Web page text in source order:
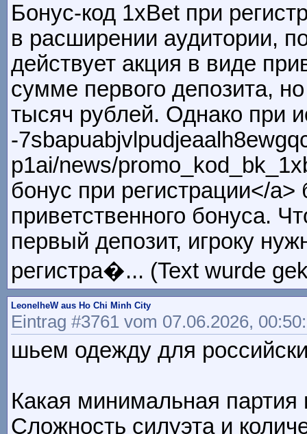
Бонус-код 1xBet при
в расширении аудитории,
действует акция в виде
сумме первого депозита,
тысяч рублей. Однако при
-
p1ai/news/
бонус при регистрации</a>
приветственного бонуса.
первый депозит, игроку
регистра�... (Text wurde
LeonelheW aus Ho Chi Minh City
Eintrag #3761 vom 07.06.2026,
шьем одежду для
Какая минимальная
Сложность силуэта и